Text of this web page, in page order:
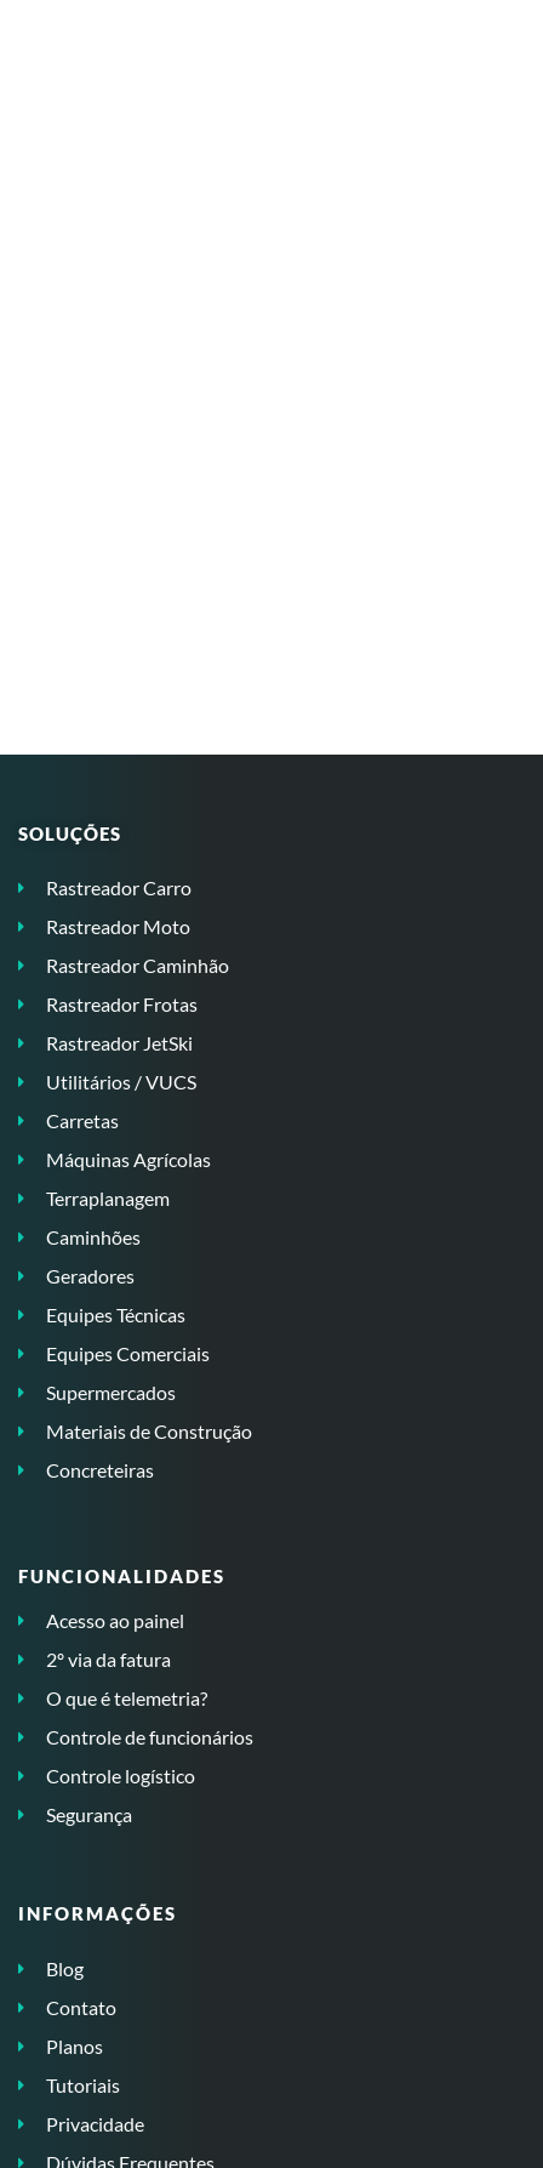
SOLUÇÕES
Rastreador Carro
Rastreador Moto
Rastreador Caminhão
Rastreador Frotas
Rastreador JetSki
Utilitários / VUCS
Carretas
Máquinas Agrícolas
Terraplanagem
Caminhões
Geradores
Equipes Técnicas
Equipes Comerciais
Supermercados
Materiais de Construção
Concreteiras
FUNCIONALIDADES
Acesso ao painel
2º via da fatura
O que é telemetria?
Controle de funcionários
Controle logístico
Segurança
INFORMAÇÕES
Blog
Contato
Planos
Tutoriais
Privacidade
Dúvidas Frequentes